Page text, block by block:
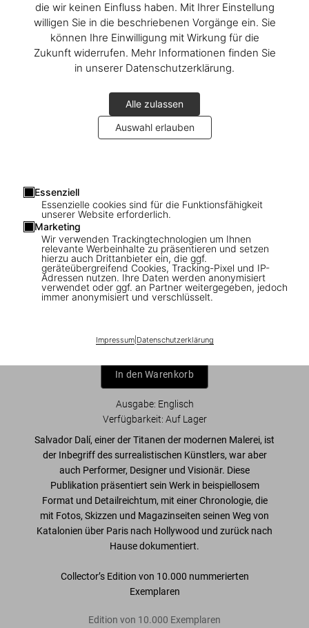
die wir keinen Einfluss haben. Mit Ihrer Einstellung
willigen Sie in die beschriebenen Vorgänge ein. Sie
können Ihre Einwilligung mit Wirkung für die
Zukunft widerrufen. Mehr Informationen finden Sie
in unserer Datenschutzerklärung.
Alle zulassen
Auswahl erlauben
Essenziell
Essenzielle cookies sind für die Funktionsfähigkeit
unserer Website erforderlich.
Marketing
Wir verwenden Trackingtechnologien um Ihnen
relevante Werbeinhalte zu präsentieren und setzen
hierzu auch Drittanbieter ein, die ggf.
geräteübergreifend Cookies, Tracking-Pixel und IP-
Adressen nutzen. Ihre Daten werden anonymisiert
verwendet oder ggf. an Partner weitergegeben, jedoch
immer anonymisiert und verschlüsselt.
Impressum| Datenschutzerklärung
1/ 49
BABY SUMO
Dalí. BABY SUMO
US$ 1.000
In den Warenkorb
Ausgabe: Englisch
Verfügbarkeit: Auf Lager
Salvador Dalí, einer der Titanen der modernen Malerei, ist
der Inbegriff des surrealistischen Künstlers, war aber
auch Performer, Designer und Visionär. Diese
Publikation präsentiert sein Werk in beispiellosem
Format und Detailreichtum, mit einer Chronologie, die
mit Fotos, Skizzen und Magazinseiten seinen Weg von
Katalonien über Paris nach Hollywood und zurück nach
Hause dokumentiert.
Collector’s Edition von 10.000 nummerierten
Exemplaren
Edition von 10.000 Exemplaren